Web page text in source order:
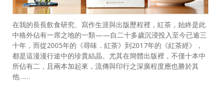
在我的長長飲食研究、寫作生涯與出版歷程裡，紅茶，始終是此
中格外佔有一席之地的一類——自二十多歲沉浸投入至今已逾三
十年，而從2005年的《尋味．紅茶》到2017年的《紅茶經》，
都是這漫漫行途中的珍貴結晶。尤其在簡體出版裡，不僅十本中
所佔有二，且兩本加起來，流傳與印行之深廣程度應也勝於其
他……